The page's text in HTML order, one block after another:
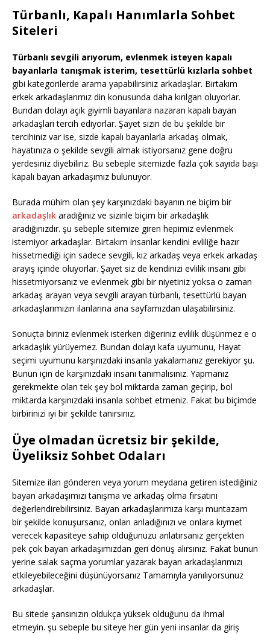
Türbanlı, Kapalı Hanımlarla Sohbet
Siteleri
Türbanlı sevgili arıyorum, evlenmek isteyen kapalı
bayanlarla tanışmak isterim, tesettürlü kızlarla sohbet
gibi kategorilerde arama yapabilirsiniz arkadaşlar. Birtakım
erkek arkadaşlarımız din konusunda daha kırılgan oluyorlar.
Bundan dolayı açık giyimli bayanlara nazaran kapalı bayan
arkadaşları tercih ediyorlar. Şayet sizin de bu şekilde bir
tercihiniz var ise, sizde kapalı bayanlarla arkadaş olmak,
hayatınıza o şekilde sevgili almak istiyorsanız gene doğru
yerdesiniz diyebiliriz. Bu sebeple sitemizde fazla çok sayıda başı
kapalı bayan arkadaşımız bulunuyor.
Burada mühim olan şey karşınızdaki bayanın ne biçim bir
arkadaşlık aradığınız ve sizinle biçim bir arkadaşlık
aradığınızdır. şu sebeple sitemize giren hepimiz evlenmek
istemiyor arkadaşlar. Birtakım insanlar kendini evliliğe hazır
hissetmediği için sadece sevgili, kız arkadaş veya erkek arkadaş
arayış içinde oluyorlar. Şayet siz de kendinizi evlilik insanı gibi
hissetmiyorsanız ve evlenmek gibi bir niyetiniz yoksa o zaman
arkadaş arayan veya sevgili arayan türbanlı, tesettürlü bayan
arkadaşlarımızın ilanlarına ana sayfamızdan ulaşabilirsiniz.
Sonuçta biriniz evlenmek isterken diğeriniz evlilik düşünmez e o
arkadaşlık yürüyemez. Bundan dolayı kafa uyumunu, Hayat
seçimi uyumunu karşınızdaki insanla yakalamanız gerekiyor şu.
Bunun için de karşınızdaki insanı tanımalısınız. Yapmanız
gerekmekte olan tek şey bol miktarda zaman geçirip, bol
miktarda karşınızdaki insanla sohbet etmeniz. Fakat bu biçimde
birbirinizi iyi bir şekilde tanırsınız.
Üye olmadan ücretsiz bir şekilde,
Üyeliksiz Sohbet Odaları
Sitemize ilan gönderen veya yorum meydana getiren istediğiniz
bayan arkadaşımızı tanışma ve arkadaş olma fırsatını
değerlendirebilirsiniz. Bayan arkadaşlarımıza karşı muntazam
bir şekilde konuşursanız, onları anladığınızı ve onlara kıymet
verecek kapasiteye sahip olduğunuzu anlatırsanız gerçekten
pek çok bayan arkadaşımızdan geri dönüş alırsınız. Fakat bunun
yerine salak saçma yorumlar yazarak bayan arkadaşlarımızı
etkileyebileceğini düşünüyorsanız Tamamıyla yanılıyorsunuz
arkadaşlar.
Bu sitede şansınızın oldukça yüksek olduğunu da ihmal
etmeyin. şu sebeple bu siteye her gün yeni insanlar da giriş